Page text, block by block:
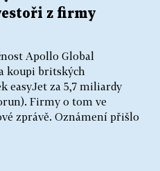
z firmy
Apollo Global
koupi britských
easyJet za 5,7 miliardy
Firmy o tom ve
zprávě. Oznámení přišlo